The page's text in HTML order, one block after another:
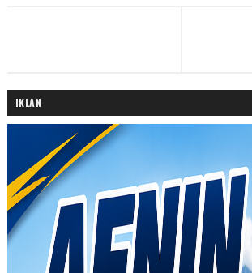
IKLAN